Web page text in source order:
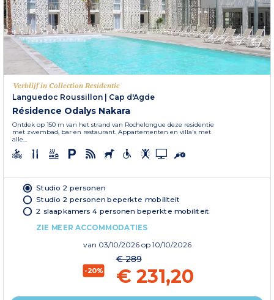
Verblijf in Collection Residentie
Languedoc Roussillon
Cap d'Agde
Résidence Odalys Nakara
Ontdek op 150 m van het strand van Rochelongue deze residentie
met zwembad, bar en restaurant. Appartementen en villa's met
alle...
Studio 2 personen
Studio 2 personen beperkte mobiliteit
2 slaapkamers 4 personen beperkte mobiliteit
ZIE MEER ACCOMMODATIES
van 03/10/2026 op 10/10/2026
-20%
€ 289
€ 231,20